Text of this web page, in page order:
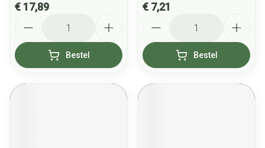
€ 17,89
Bestel
€ 7,21
Bestel